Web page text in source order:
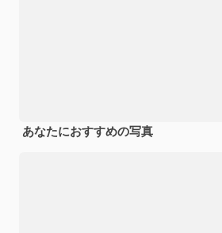
あなたにおすすめの写真